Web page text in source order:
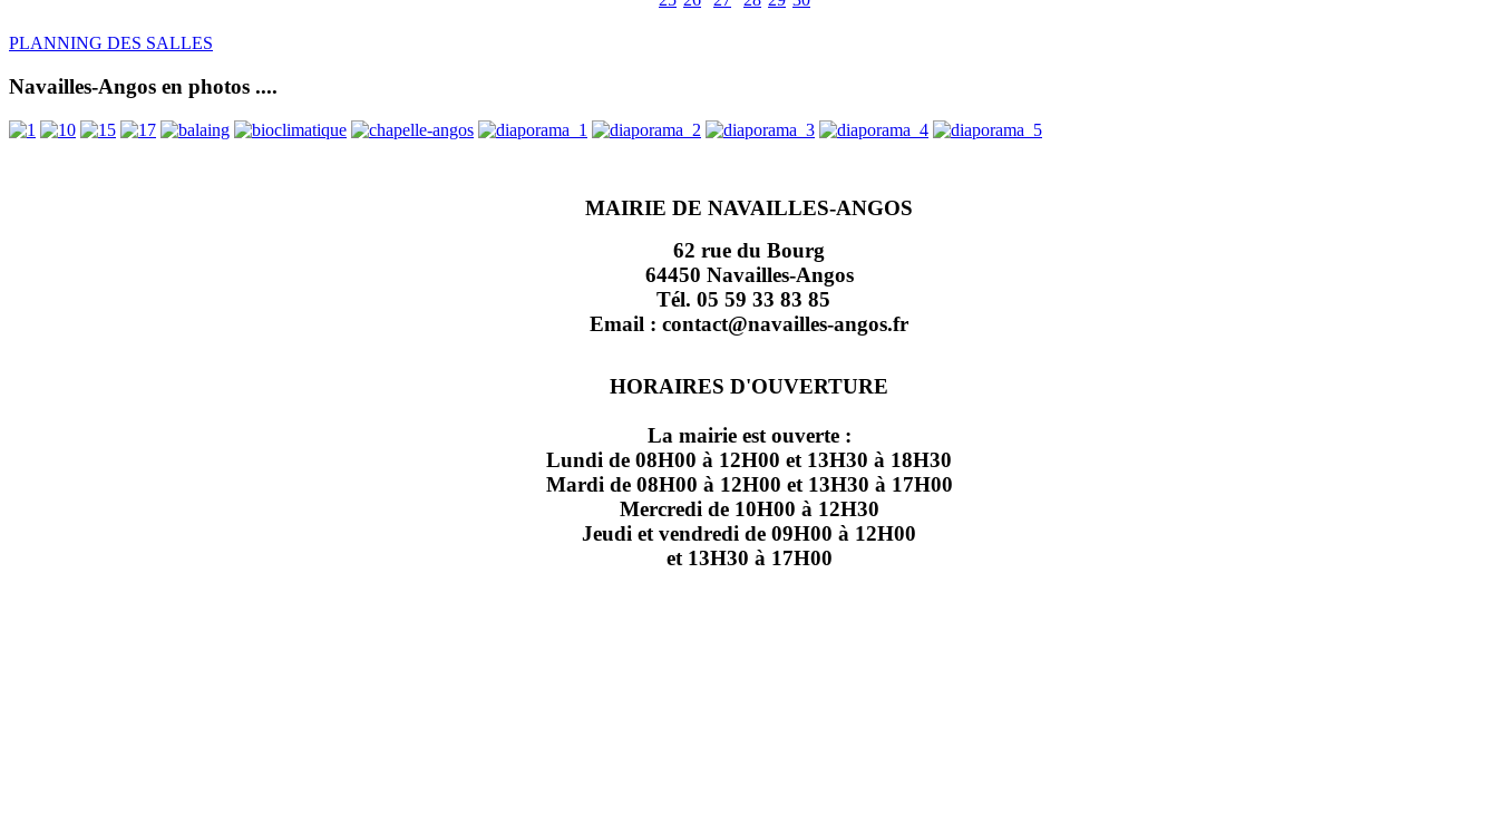
PLANNING DES SALLES
Navailles-Angos en photos ....
MAIRIE DE NAVAILLES-ANGOS
62 rue du Bourg
64450 Navailles-Angos
Tél. 05 59 33 83 85
Email : contact@navailles-angos.fr
HORAIRES D'OUVERTURE
La mairie est ouverte :
Lundi de 08H00 à 12H00 et 13H30 à 18H30
Mardi de 08H00 à 12H00 et 13H30 à 17H00
Mercredi de 10H00 à 12H30
Jeudi et vendredi de 09H00 à 12H00
et 13H30 à 17H00